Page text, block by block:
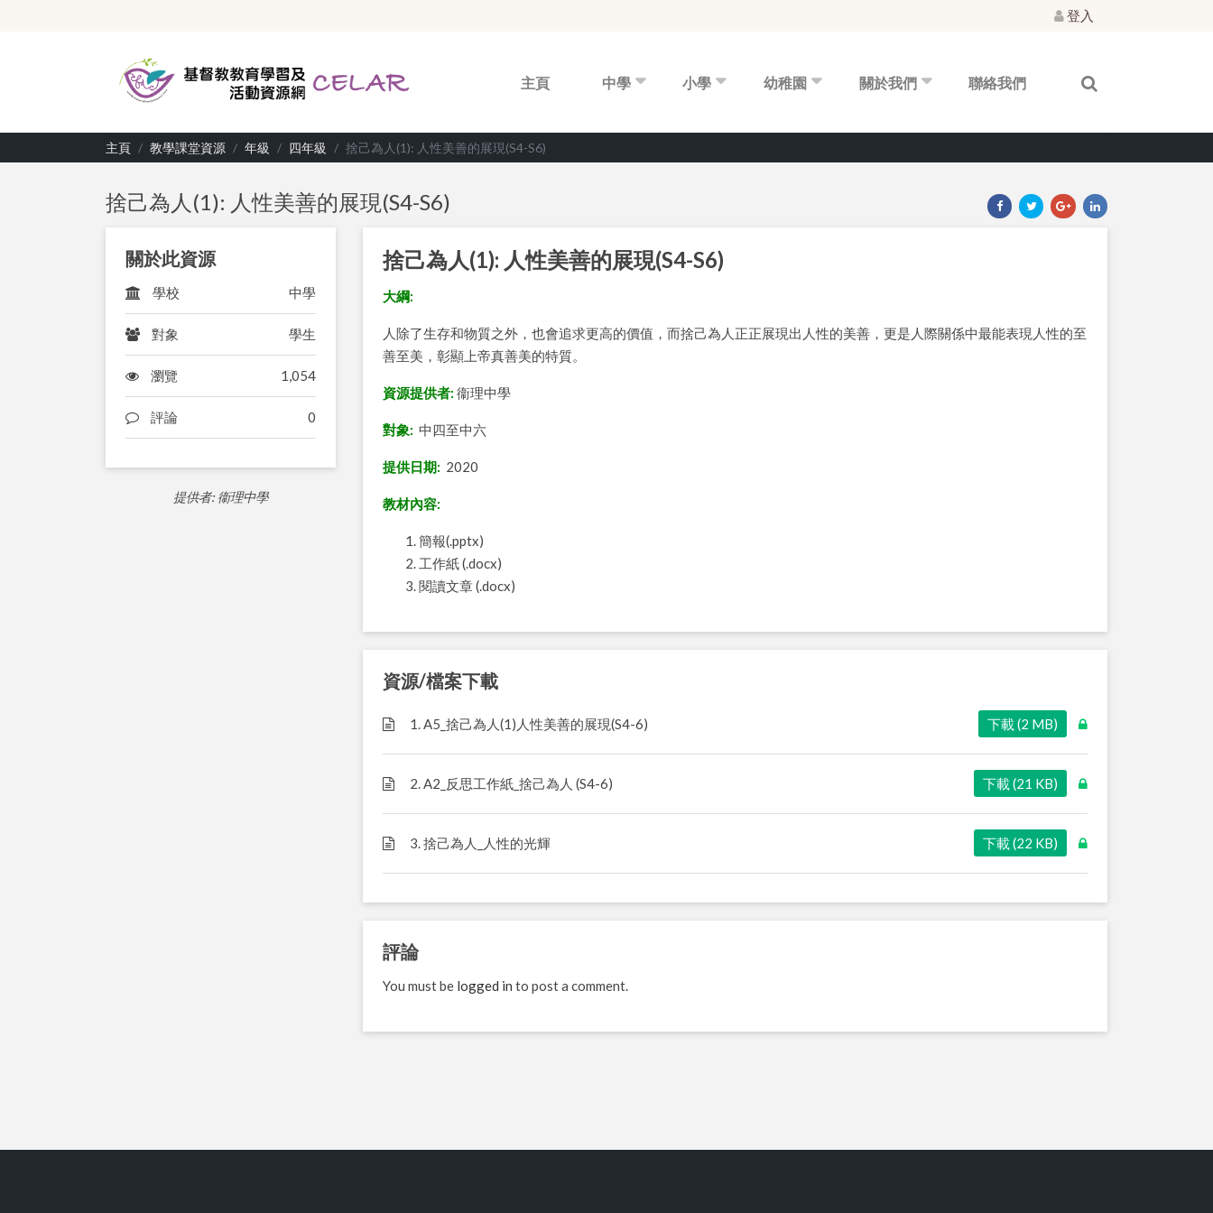
登入
主頁 中學 小學 幼稚園 關於我們 聯絡我們
主頁 教學課堂資源 年級 四年級 捨己為人(1): 人性美善的展現(S4-S6)
捨己為人(1): 人性美善的展現(S4-S6)
關於此資源
學校 中學
對象 學生
瀏覽 1,054
評論 0
提供者: 衞理中學
捨己為人(1): 人性美善的展現(S4-S6)
大綱:
人除了生存和物質之外，也會追求更高的價值，而捨己為人正正展現出人性的美善，更是人際關係中最能表現人性的至
善至美，彰顯上帝真善美的特質。
資源提供者: 衞理中學
對象: 中四至中六
提供日期: 2020
教材內容:
簡報(.pptx)
工作紙 (.docx)
閱讀文章 (.docx)
資源/檔案下載
1. A5_捨己為人(1)人性美善的展現(S4-6) 下載 (2 MB)
2. A2_反思工作紙_捨己為人 (S4-6) 下載 (21 KB)
3. 捨己為人_人性的光輝 下載 (22 KB)
評論
You must be logged in to post a comment.